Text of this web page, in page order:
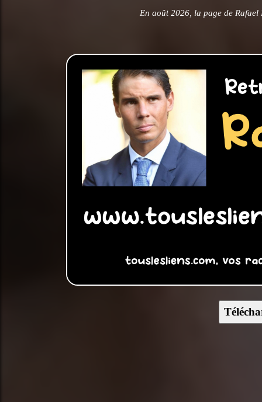
En août 2026, la page de